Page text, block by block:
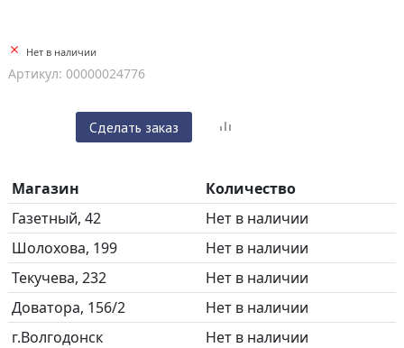
Нет в наличии
Артикул: 00000024776
Сделать заказ
Магазин
Количество
Газетный, 42
Нет в наличии
Шолохова, 199
Нет в наличии
Текучева, 232
Нет в наличии
Доватора, 156/2
Нет в наличии
г.Волгодонск
Нет в наличии